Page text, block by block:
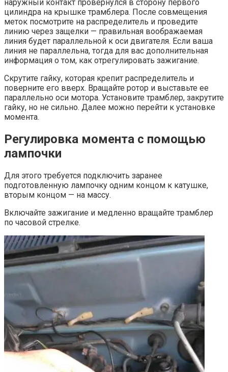
наружный контакт провернулся в сторону первого
цилиндра на крышке трамблера. После совмещения
меток посмотрите на распределитель и проведите
линию через защелки — правильная воображаемая
линия будет параллельной к оси двигателя. Если ваша
линия не параллельна, тогда для вас дополнительная
информация о том, как отрегулировать зажигание.
Скрутите гайку, которая крепит распределитель и
поверните его вверх. Вращайте ротор и выставьте ее
параллельно оси мотора. Установите трамблер, закрутите
гайку, но не сильно. Далее можно перейти к установке
момента.
Регулировка момента с помощью
лампочки
Для этого требуется подключить заранее
подготовленную лампочку одним концом к катушке,
вторым концом — на массу.
Включайте зажигание и медленно вращайте трамблер
по часовой стрелке.